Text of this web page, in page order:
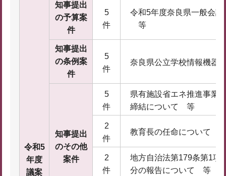
令和5
年度
議案
知事提出
の予算案
件
5
件
令和5年度奈良県一般会
等
知事提出
の条例案
件
5
件
奈良県公立学校情報機器
知事提出
のその他
案件
5
件
県有施設省エネ推進事業
締結について 等
2
件
教育長の任命について
2
件
地方自治法第179条第1項
分の報告について 等